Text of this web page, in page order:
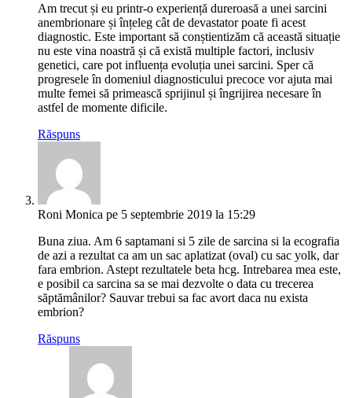
Am trecut și eu printr-o experiență dureroasă a unei sarcini
anembrionare și înțeleg cât de devastator poate fi acest
diagnostic. Este important să conștientizăm că această situație
nu este vina noastră și că există multiple factori, inclusiv
genetici, care pot influența evoluția unei sarcini. Sper că
progresele în domeniul diagnosticului precoce vor ajuta mai
multe femei să primească sprijinul și îngrijirea necesare în
astfel de momente dificile.
Răspuns
Roni Monica pe 5 septembrie 2019 la 15:29
Buna ziua. Am 6 saptamani si 5 zile de sarcina si la ecografia
de azi a rezultat ca am un sac aplatizat (oval) cu sac yolk, dar
fara embrion. Astept rezultatele beta hcg. Intrebarea mea este,
e posibil ca sarcina sa se mai dezvolte o data cu trecerea
săptămânilor? Sauvar trebui sa fac avort daca nu exista
embrion?
Răspuns